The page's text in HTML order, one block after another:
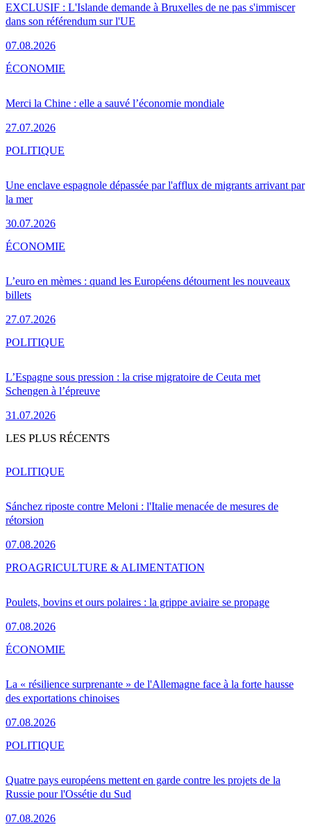
EXCLUSIF : L'Islande demande à Bruxelles de ne pas s'immiscer
dans son référendum sur l'UE
07.08.2026
Merci la Chine : elle a sauvé l’économie mondiale
27.07.2026
ÉCONOMIE
Une enclave espagnole dépassée par l'afflux de migrants arrivant par
la mer
30.07.2026
POLITIQUE
L’euro en mèmes : quand les Européens détournent les nouveaux
billets
27.07.2026
ÉCONOMIE
L’Espagne sous pression : la crise migratoire de Ceuta met
Schengen à l’épreuve
31.07.2026
POLITIQUE
LES PLUS RÉCENTS
Sánchez riposte contre Meloni : l'Italie menacée de mesures de
rétorsion
07.08.2026
POLITIQUE
Poulets, bovins et ours polaires : la grippe aviaire se propage
07.08.2026
PROAGRICULTURE & ALIMENTATION
La « résilience surprenante » de l'Allemagne face à la forte hausse
des exportations chinoises
07.08.2026
ÉCONOMIE
Quatre pays européens mettent en garde contre les projets de la
Russie pour l'Ossétie du Sud
07.08.2026
POLITIQUE